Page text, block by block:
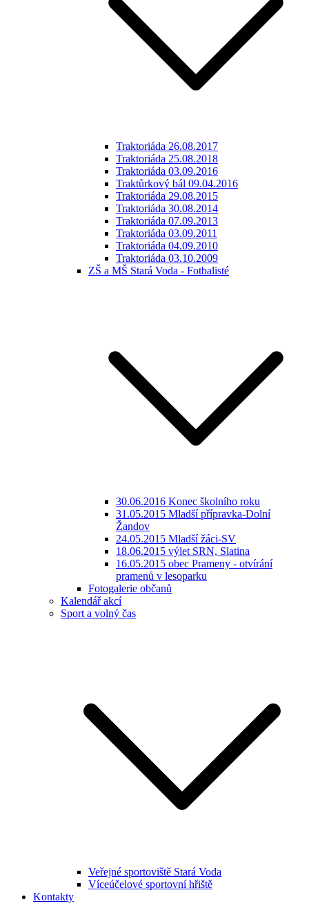
Traktoriáda 26.08.2017
Traktoriáda 25.08.2018
Traktoriáda 03.09.2016
Traktůrkový bál 09.04.2016
Traktoriáda 29.08.2015
Traktoriáda 30.08.2014
Traktoriáda 07.09.2013
Traktoriáda 03.09.2011
Traktoriáda 04.09.2010
Traktoriáda 03.10.2009
ZŠ a MŠ Stará Voda - Fotbalisté
30.06.2016 Konec školního roku
31.05.2015 Mladší přípravka-Dolní
Žandov
24.05.2015 Mladší žáci-SV
18.06.2015 výlet SRN, Slatina
16.05.2015 obec Prameny - otvírání
pramenů v lesoparku
Fotogalerie občanů
Kalendář akcí
Sport a volný čas
Veřejné sportoviště Stará Voda
Víceúčelové sportovní hřiště
Kontakty